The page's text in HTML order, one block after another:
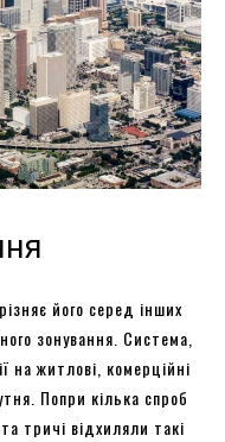
його серед інших
зонування. Система,
на житлові, комерційні
Попри кілька спроб
тричі відхиляли такі